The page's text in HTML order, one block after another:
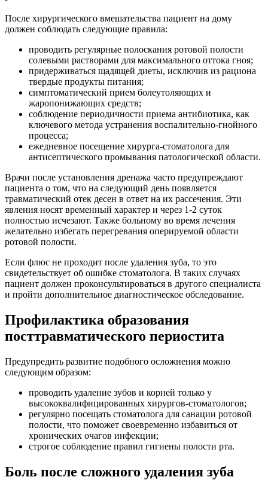
После хирургического вмешательства пациент на дому
должен соблюдать следующие правила:
проводить регулярные полоскания ротовой полости
солевыми растворами для максимального оттока гноя;
придерживаться щадящей диеты, исключив из рациона
твердые продукты питания;
симптоматический прием болеутоляющих и
жаропонижающих средств;
соблюдение периодичности приема антибиотика, как
ключевого метода устранения воспалительно-гнойного
процесса;
ежедневное посещение хирурга-стоматолога для
антисептического промывания патологической области.
Врачи после установления дренажа часто предупреждают
пациента о том, что на следующий день появляется
травматический отек десен в ответ на их рассечения. Эти
явления носят временный характер и через 1-2 суток
полностью исчезают. Также больному во время лечения
желательно избегать перегревания оперируемой области
ротовой полости.
Если флюс не проходит после удаления зуба, то это
свидетельствует об ошибке стоматолога. В таких случаях
пациент должен проконсультироваться в другого специалиста
и пройти дополнительное диагностическое обследование.
Профилактика образования
посттравматического периостита
Предупредить развитие подобного осложнения можно
следующим образом:
проводить удаление зубов и корней только у
высококвалифицированных хирургов-стоматологов;
регулярно посещать стоматолога для санации ротовой
полости, что поможет своевременно избавиться от
хронических очагов инфекции;
строгое соблюдение правил гигиены полости рта.
Боль после сложного удаления зуба